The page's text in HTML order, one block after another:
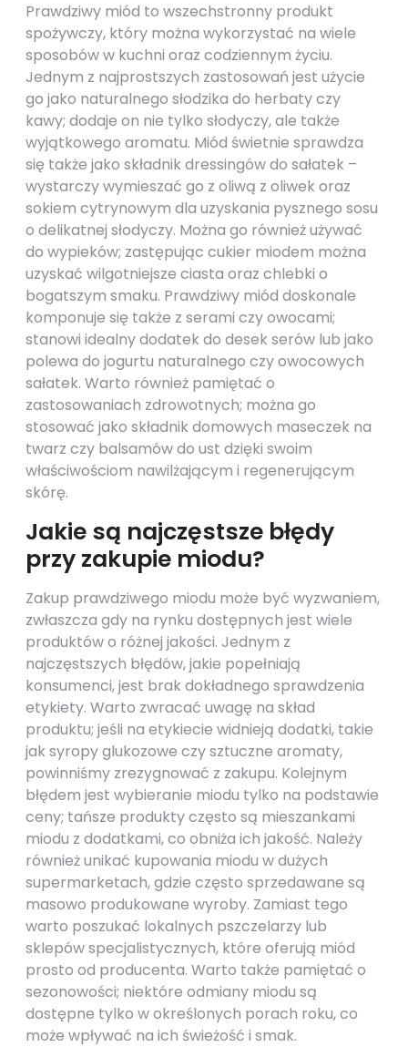
Prawdziwy miód to wszechstronny produkt
spożywczy, który można wykorzystać na wiele
sposobów w kuchni oraz codziennym życiu.
Jednym z najprostszych zastosowań jest użycie
go jako naturalnego słodzika do herbaty czy
kawy; dodaje on nie tylko słodyczy, ale także
wyjątkowego aromatu. Miód świetnie sprawdza
się także jako składnik dressingów do sałatek –
wystarczy wymieszać go z oliwą z oliwek oraz
sokiem cytrynowym dla uzyskania pysznego sosu
o delikatnej słodyczy. Można go również używać
do wypieków; zastępując cukier miodem można
uzyskać wilgotniejsze ciasta oraz chlebki o
bogatszym smaku. Prawdziwy miód doskonale
komponuje się także z serami czy owocami;
stanowi idealny dodatek do desek serów lub jako
polewa do jogurtu naturalnego czy owocowych
sałatek. Warto również pamiętać o
zastosowaniach zdrowotnych; można go
stosować jako składnik domowych maseczek na
twarz czy balsamów do ust dzięki swoim
właściwościom nawilżającym i regenerującym
skórę.
Jakie są najczęstsze błędy
przy zakupie miodu?
Zakup prawdziwego miodu może być wyzwaniem,
zwłaszcza gdy na rynku dostępnych jest wiele
produktów o różnej jakości. Jednym z
najczęstszych błędów, jakie popełniają
konsumenci, jest brak dokładnego sprawdzenia
etykiety. Warto zwracać uwagę na skład
produktu; jeśli na etykiecie widnieją dodatki, takie
jak syropy glukozowe czy sztuczne aromaty,
powinniśmy zrezygnować z zakupu. Kolejnym
błędem jest wybieranie miodu tylko na podstawie
ceny; tańsze produkty często są mieszankami
miodu z dodatkami, co obniża ich jakość. Należy
również unikać kupowania miodu w dużych
supermarketach, gdzie często sprzedawane są
masowo produkowane wyroby. Zamiast tego
warto poszukać lokalnych pszczelarzy lub
sklepów specjalistycznych, które oferują miód
prosto od producenta. Warto także pamiętać o
sezonowości; niektóre odmiany miodu są
dostępne tylko w określonych porach roku, co
może wpływać na ich świeżość i smak.